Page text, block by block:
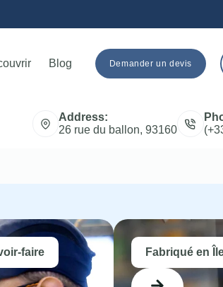
Blog Demander un devis
métalliques
Address:
26 rue du ballon, 93160
faire Fabriqué en